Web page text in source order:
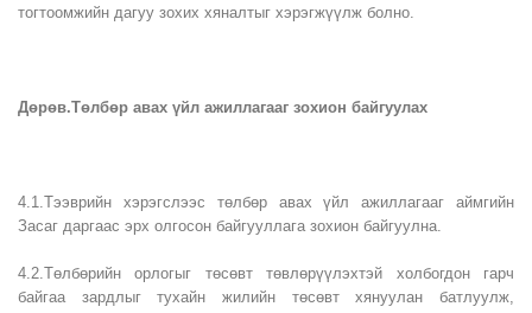
тогтоомжийн дагуу зохих хяналтыг хэрэгжүүлж болно.
Дөрөв.Төлбөр авах үйл ажиллагааг зохион байгуулах
4.1.Тээврийн хэрэгслээс төлбөр авах үйл ажиллагааг аймгийн
Засаг даргаас эрх олгосон байгууллага зохион байгуулна.
4.2.Төлбөрийн орлогыг төсөвт төвлөрүүлэхтэй холбогдон гарч
байгаа зардлыг тухайн жилийн төсөвт хянуулан батлуулж,